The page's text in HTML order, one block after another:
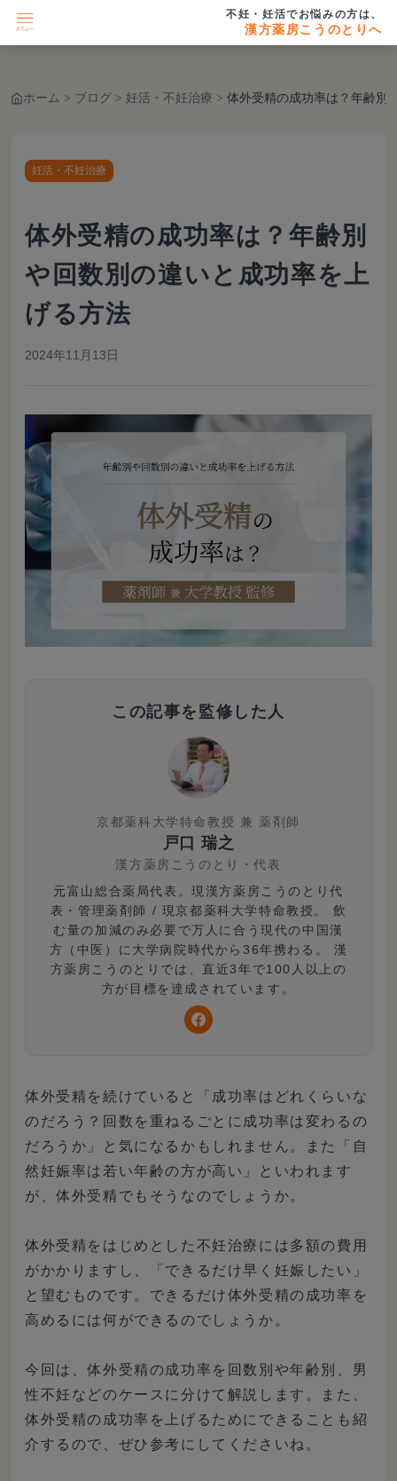
不妊・妊活でお悩みの方は、
漢方薬房こうのとりへ
ホーム > ブログ > 妊活・不妊治療 >
妊活・不妊治療
体外受精の成功率は？年齢別
や回数別の違いと成功率を上
げる方法
2024年11月13日
この記事を監修した人
京都薬科大学特命教授 兼 薬剤師
戸口 瑞之
漢方薬房こうのとり ・代表
元富山総合薬局代表。現漢方薬房こうのとり代
表・管理薬剤師 / 現京都薬科大学特命教授。 飲
む量の加減のみ必要で万人に合う現代の中国漢
方（中医）に大学病院時代から36年携わる。 漢
方薬房こうのとりでは、直近3年で100人以上の
方が目標を達成されています。
体外受精を続けていると「成功率はどれくらいな
のだろう？回数を重ねるごとに成功率は変わるの
だろうか」と気になるかもしれません。また「自
然妊娠率は若い年齢の方が高い」といわれます
が、体外受精でもそうなのでしょうか。
体外受精をはじめとした不妊治療には多額の費用
がかかりますし、「できるだけ早く妊娠したい」
と望むものです。できるだけ体外受精の成功率を
高めるには何ができるのでしょうか。
今回は、体外受精の成功率を回数別や年齢別、男
性不妊などのケースに分けて解説します。また、
体外受精の成功率を上げるためにできることも紹
介するので、ぜひ参考にしてくださいね。